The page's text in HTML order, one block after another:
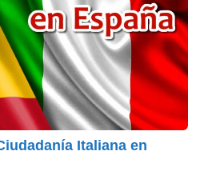
Italiana en